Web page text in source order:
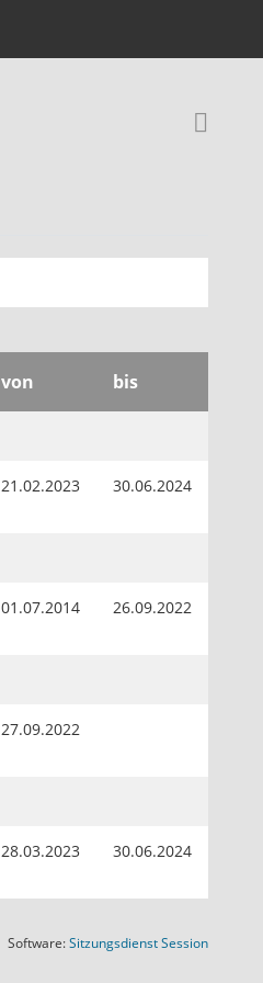
von bis
21.02.2023 30.06.2024
01.07.2014 26.09.2022
27.09.2022
28.03.2023 30.06.2024
Software:SitzungsdienstSession(Wird in